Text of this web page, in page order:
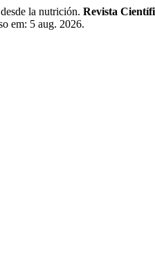
la nutrición. Revista
em: 5 aug. 2026.